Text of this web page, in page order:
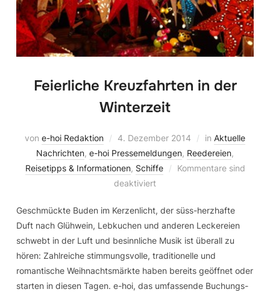
Feierliche Kreuzfahrten in der
Winterzeit
von e-hoi Redaktion 4. Dezember 2014 in Aktuelle
Nachrichten, e-hoi Pressemeldungen, Reedereien,
Reisetipps & Informationen, Schiffe
Kommentare sind
deaktiviert
Geschmückte Buden im Kerzenlicht, der süss-herzhafte
Duft nach Glühwein, Lebkuchen und anderen Leckereien
schwebt in der Luft und besinnliche Musik ist überall zu
hören: Zahlreiche stimmungsvolle, traditionelle und
romantische Weihnachtsmärkte haben bereits geöffnet oder
starten in diesen Tagen. e-hoi, das umfassende Buchungs-